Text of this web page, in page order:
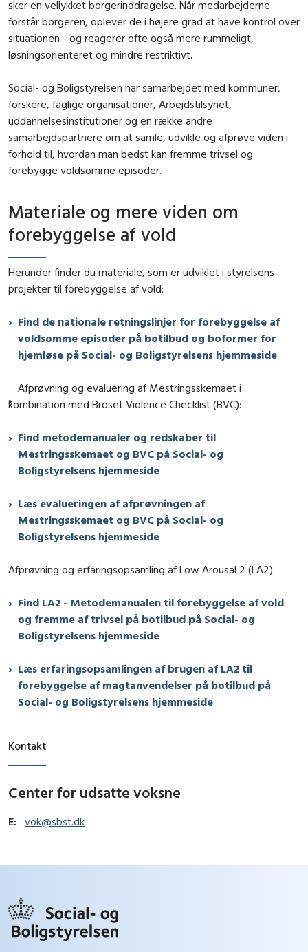
sker en vellykket borgerinddragelse. Når medarbejderne
forstår borgeren, oplever de i højere grad at have kontrol over
situationen - og reagerer ofte også mere rummeligt,
løsningsorienteret og mindre restriktivt.
Social- og Boligstyrelsen har samarbejdet med kommuner,
forskere, faglige organisationer, Arbejdstilsynet,
uddannelsesinstitutioner og en række andre
samarbejdspartnere om at samle, udvikle og afprøve viden i
forhold til, hvordan man bedst kan fremme trivsel og
forebygge voldsomme episoder.
Materiale og mere viden om
forebyggelse af vold
Herunder finder du materiale, som er udviklet i styrelsens
projekter til forebyggelse af vold:
Find de nationale retningslinjer for forebyggelse af
voldsomme episoder på botilbud og boformer for
hjemløse på Social- og Boligstyrelsens hjemmeside
Afprøvning og evaluering af Mestringsskemaet i
kombination med Bröset Violence Checklist (BVC):
Find metodemanualer og redskaber til
Mestringsskemaet og BVC på Social- og
Boligstyrelsens hjemmeside
Læs evalueringen af afprøvningen af
Mestringsskemaet og BVC på Social- og
Boligstyrelsens hjemmeside
Afprøvning og erfaringsopsamling af Low Arousal 2 (LA2):
Find LA2 - Metodemanualen til forebyggelse af vold
og fremme af trivsel på botilbud på Social- og
Boligstyrelsens hjemmeside
Læs erfaringsopsamlingen af brugen af LA2 til
forebyggelse af magtanvendelser på botilbud på
Social- og Boligstyrelsens hjemmeside
Kontakt
Center for udsatte voksne
E: vok@sbst.dk